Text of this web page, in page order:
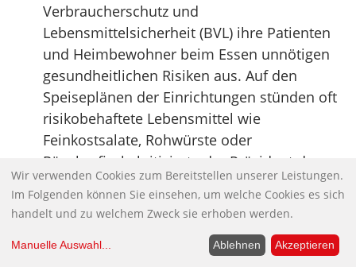
Verbraucherschutz und
Lebensmittelsicherheit (BVL) ihre Patienten
und Heimbewohner beim Essen unnötigen
gesundheitlichen Risiken aus. Auf den
Speiseplänen der Einrichtungen stünden oft
risikobehaftete Lebensmittel wie
Feinkostsalate, Rohwürste oder
Räucherfisch, kritisierte der Präsident des
Bundesamtes, Helmut Tschiersky, in Berlin
bei der Vorstellung der Ergebnisse zur
Quelle:Tagesschau
Wir verwenden Cookies zum Bereitstellen unserer Leistungen.
Im Folgenden können Sie einsehen, um welche Cookies es sich
handelt und zu welchem Zweck sie erhoben werden.
Manuelle Auswahl... Ablehnen Akzeptieren